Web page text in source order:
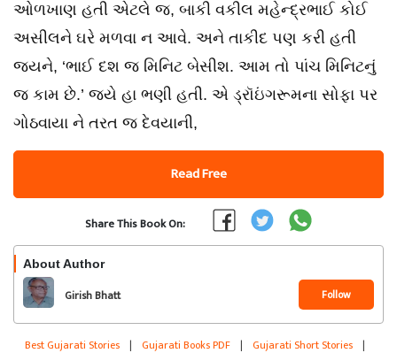
ઓળખાણ હતી એટલે જ, બાકી વકીલ મહેન્દ્રભાઈ કોઈ
અસીલને ઘરે મળવા ન આવે. અને તાકીદ પણ કરી હતી
જયને, ‘ભાઈ દશ જ મિનિટ બેસીશ. આમ તો પાંચ મિનિટનું
જ કામ છે.’ જયે હા ભણી હતી. એ ડ્રૉઇંગરૂમના સોફા પર
ગોઠવાયા ને તરત જ દેવયાની,
Read Free
Share This Book On:
About Author
Girish Bhatt Follow
Best Gujarati Stories | Gujarati Books PDF | Gujarati Short Stories |